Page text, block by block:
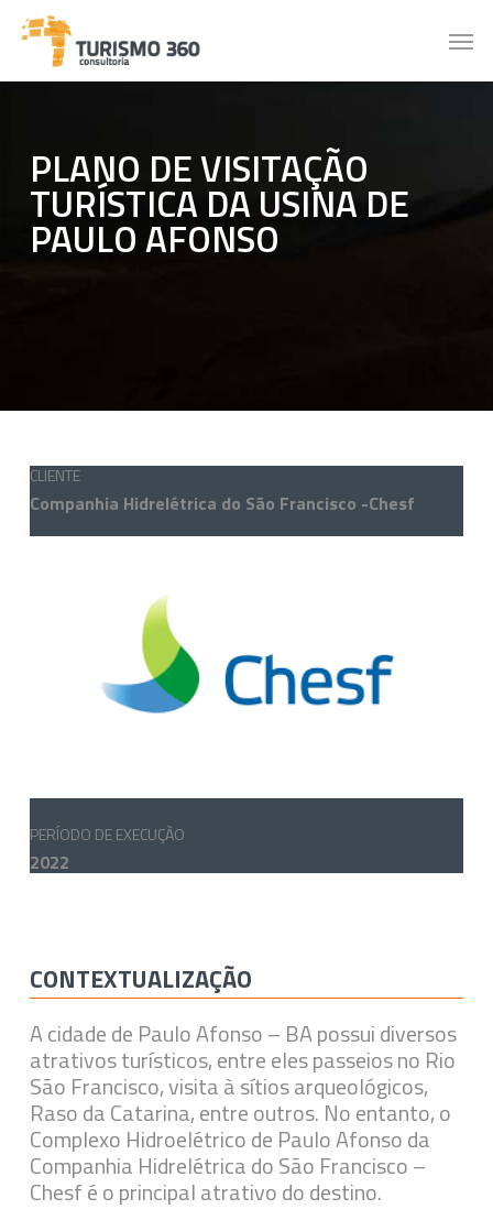
Skip
content
PLANO DE VISITAÇÃO
TURÍSTICA DA USINA DE
PAULO AFONSO
CLIENTE
Companhia Hidrelétrica do São Francisco -Chesf
PERÍODO DE EXECUÇÃO
2022
CONTEXTUALIZAÇÃO
A cidade de Paulo Afonso – BA possui diversos
atrativos turísticos, entre eles passeios no Rio
São Francisco, visita à sítios arqueológicos,
Raso da Catarina, entre outros. No entanto, o
Complexo Hidroelétrico de Paulo Afonso da
Companhia Hidrelétrica do São Francisco –
Chesf é o principal atrativo do destino.